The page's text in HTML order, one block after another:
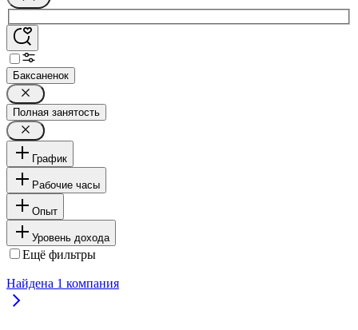
Баксаненок
Полная занятость
График
Рабочие часы
Опыт
Уровень дохода
Ещё фильтры
Найдена 1 компания